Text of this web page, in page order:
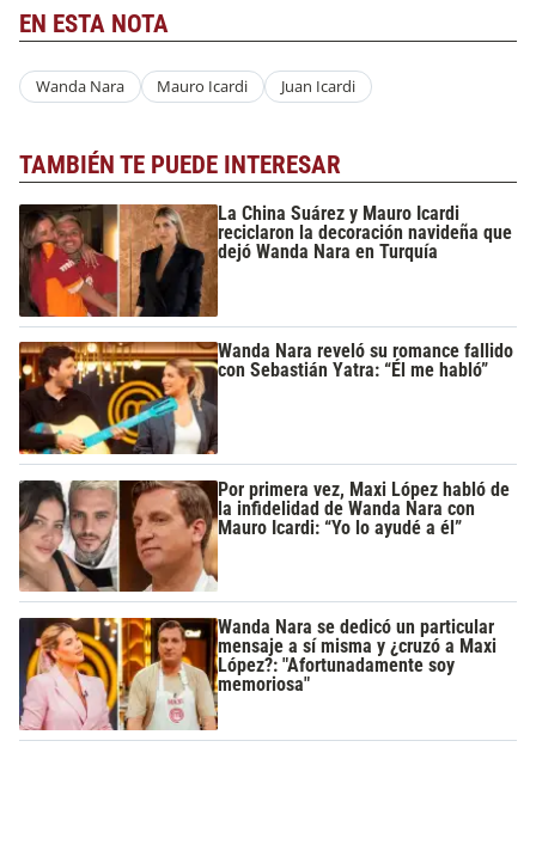
EN ESTA NOTA
Wanda Nara Mauro Icardi Juan Icardi
TAMBIÉN TE PUEDE INTERESAR
La China Suárez y Mauro Icardi
reciclaron la decoración navideña que
dejó Wanda Nara en Turquía
Wanda Nara reveló su romance fallido
con Sebastián Yatra: “Él me habló”
Por primera vez, Maxi López habló de
la infidelidad de Wanda Nara con
Mauro Icardi: “Yo lo ayudé a él”
Wanda Nara se dedicó un particular
mensaje a sí misma y ¿cruzó a Maxi
López?: "Afortunadamente soy
memoriosa"